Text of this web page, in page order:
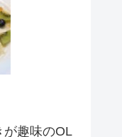
が趣味のOL